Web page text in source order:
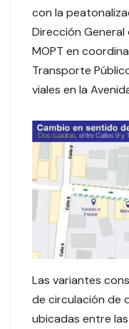
con la
Dirección General
MOPT en
Transporte
viales en la
Las variantes
de circulación de
ubicadas entre